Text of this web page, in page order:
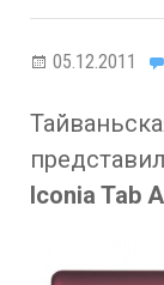
05.12.2011
Iconia Tab